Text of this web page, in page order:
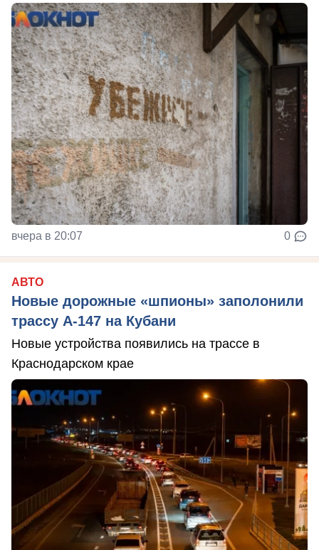
вчера в 20:07 0
АВТО
Новые дорожные «шпионы» заполонили
трассу А-147 на Кубани
Новые устройства появились на трассе в
Краснодарском крае